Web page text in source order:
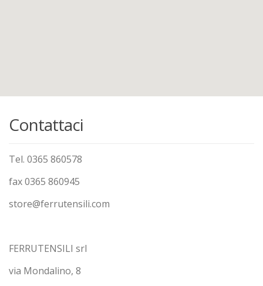
Contattaci
Tel. 0365 860578
fax 0365 860945
store@ferrutensili.com
FERRUTENSILI srl
via Mondalino, 8